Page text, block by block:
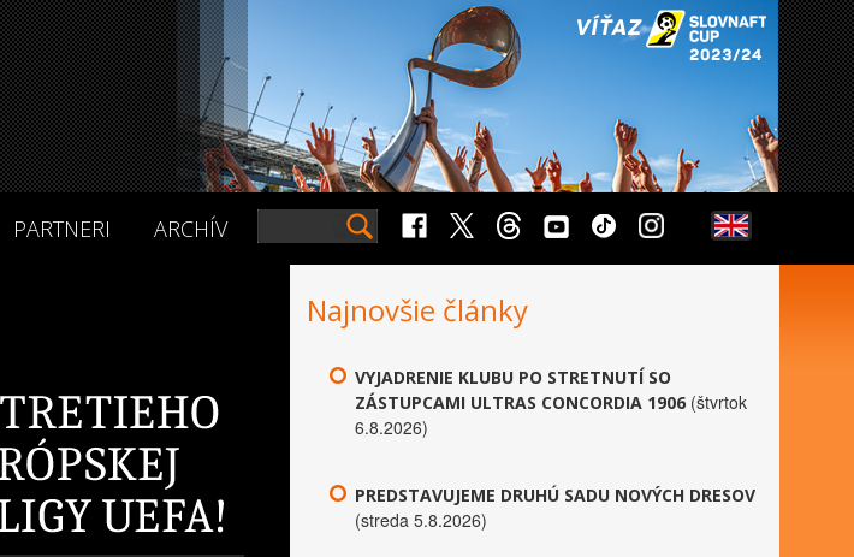
PARTNERI ARCHÍV
Najnovšie články
VYJADRENIE KLUBU PO STRETNUTÍ SO
ZÁSTUPCAMI ULTRAS CONCORDIA 1906 (štvrtok
6.8.2026)
PREDSTAVUJEME DRUHÚ SADU NOVÝCH DRESOV
(streda 5.8.2026)